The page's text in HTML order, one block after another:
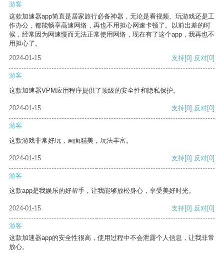
游客
这款加速器app简直是居家旅行必备神器，无论是看视频、玩游戏还是工
作办公，都能畅享高速网络，再也不用担心网速卡顿了。以前出差的时
候，经常因为网速慢而无法正常使用网络，现在有了这个app，我再也不
用担心了。
2024-01-15
支持[0] 反对[0]
游客
这款加速器VPM应用程序提供了顶级的安全性和隐私保护。
2024-01-15 支持[0] 反对[0]
游客
这款游戏非常好玩，画面精美，玩法丰富。
2024-01-15 支持[0] 反对[0]
游客
这款app是我娱乐的好帮手，让我能够放松身心，享受美好时光。
2024-01-15 支持[0] 反对[0]
游客
这款加速器app的安全性很高，使用过程中不会泄露个人信息，让我非常
放心。